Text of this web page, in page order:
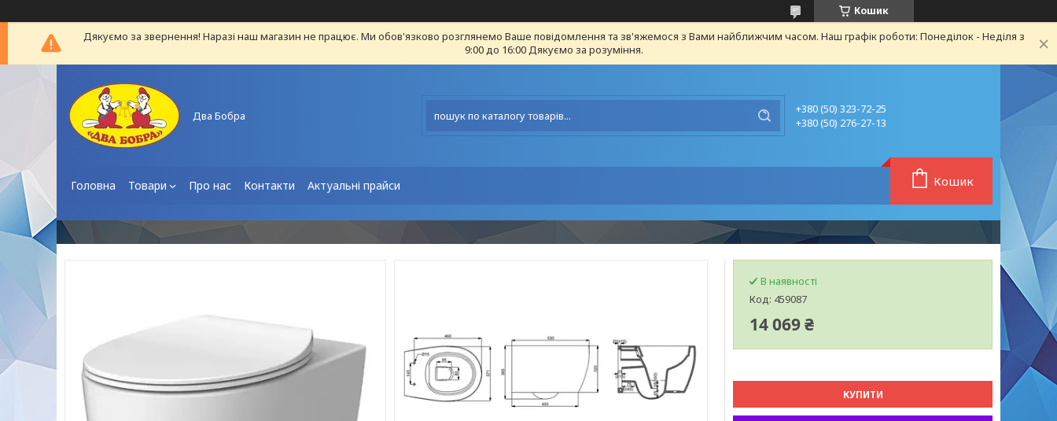
Кошик
Дякуємо за звернення! Наразі наш магазин не працює. Ми обов'язково розглянемо Ваше повідомлення та зв'яжемося з Вами найближчим часом. Наш графік роботи: Понеділок - Неділя з
9:00 до 16:00 Дякуємо за розуміння.
Два Бобра
+380 (50) 323-72-25
+380 (50) 276-27-13
Головна Товари Про нас Контакти Актуальні прайси Кошик
В наявності
Код: 459087
14 069 ₴
КУПИТИ